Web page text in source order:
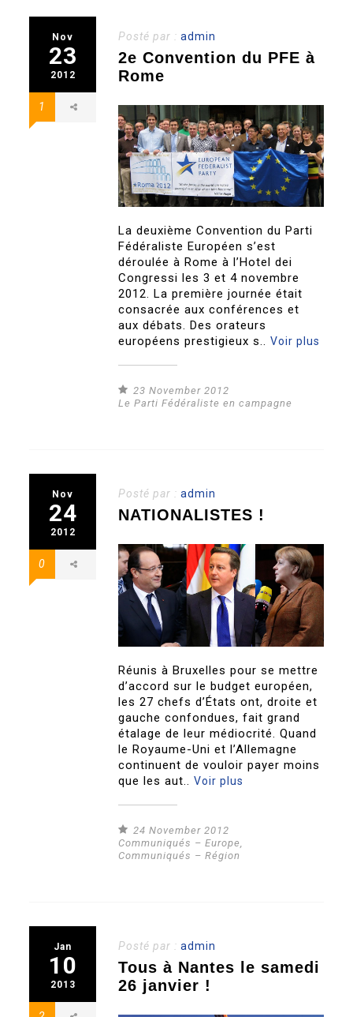
Nov
23
2012
1
Posté par :admin
2e Convention du PFE à
Rome
La deuxième Convention du Parti
Fédéraliste Européen s’est
déroulée à Rome à l’Hotel dei
Congressi les 3 et 4 novembre
2012. La première journée était
consacrée aux conférences et
aux débats. Des orateurs
européens prestigieux s..Voir plus
23 November 2012
Le Parti Fédéraliste en campagne
Nov
24
2012
0
Posté par :admin
NATIONALISTES !
Réunis à Bruxelles pour se mettre
d’accord sur le budget européen,
les 27 chefs d’États ont, droite et
gauche confondues, fait grand
étalage de leur médiocrité. Quand
le Royaume-Uni et l’Allemagne
continuent de vouloir payer moins
que les aut..Voir plus
24 November 2012
Communiqués – Europe
Communiqués – Région
Jan
10
2013
Posté par :admin
Tous à Nantes le samedi
26 janvier !